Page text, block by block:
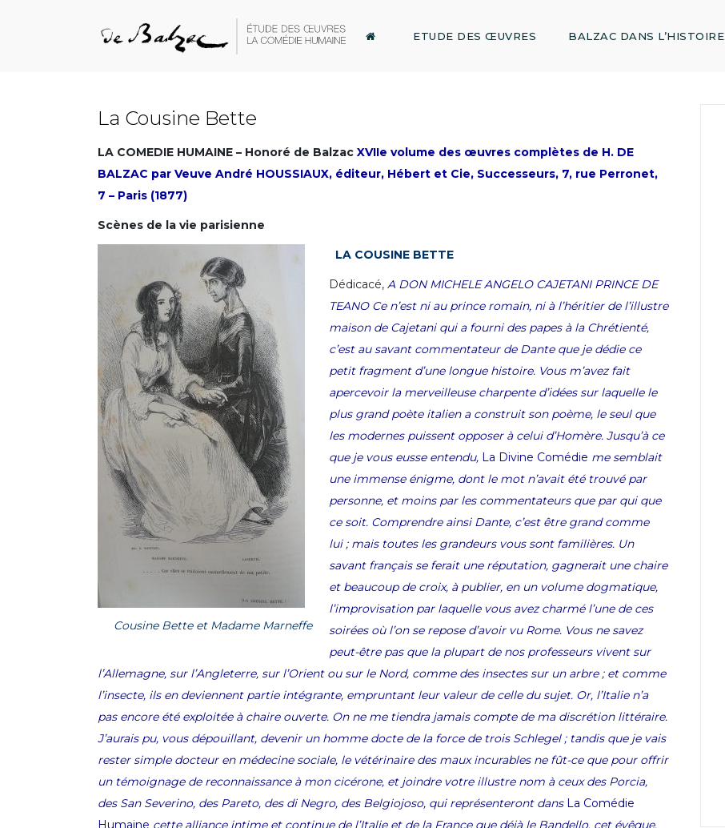
ETUDE DES ŒUVRES BALZAC DANS L’HISTOIRE
La Cousine Bette
LA COMEDIE HUMAINE – Honoré de Balzac XVIIe volume des œuvres complètes de H. DE
BALZAC par Veuve André HOUSSIAUX, éditeur, Hébert et Cie, Successeurs, 7, rue Perronet,
7 – Paris (1877)
Scènes de la vie parisienne
Cousine Bette et Madame Marneffe
LA COUSINE BETTE
Dédicacé, A DON MICHELE ANGELO CAJETANI PRINCE DE
TEANO Ce n’est ni au prince romain, ni à l’héritier de l’illustre
maison de Cajetani qui a fourni des papes à la Chrétienté,
c’est au savant commentateur de Dante que je dédie ce
petit fragment d’une longue histoire. Vous m’avez fait
apercevoir la merveilleuse charpente d’idées sur laquelle le
plus grand poète italien a construit son poème, le seul que
les modernes puissent opposer à celui d’Homère. Jusqu’à ce
que je vous eusse entendu, La Divine Comédie mesemblait
une immense énigme, dont le mot n’avait été trouvé par
personne, et moins par les commentateurs que par qui que
ce soit. Comprendre ainsi Dante, c’estêtre grand comme
lui ; mais toutes les grandeurs vous sont familières. Un
savant français se ferait une réputation, gagnerait une chaire
et beaucoup de croix, à publier, en unvolume dogmatique,
l’improvisation par laquelle vous avez charmé l’une de ces
soirées où l’on se repose d’avoir vu Rome. Vous ne savez
peut-être pas que la plupart de nos professeurs vivent sur
l’Allemagne, sur l’Angleterre, sur l’Orient ou sur le Nord, comme des insectes sur un arbre ; et comme
l’insecte, ils en deviennent partie intégrante, empruntant leur valeur de celle du sujet. Or, l’Italie n’a
pas encore été exploitée à chaire ouverte. On ne me tiendra jamais compte de ma discrétion littéraire.
J’aurais pu, vous dépouillant, devenir un homme docte de la force de trois Schlegel ; tandis que je vais
rester simple docteur en médecine sociale, le vétérinaire des maux incurables ne fût-ce que pour offrir
un témoignage de reconnaissance à mon cicérone, et joindre votre illustre nom à ceux des Porcia,
des San Severino, des Pareto, des di Negro, des Belgiojoso, qui représenteront dans La Comédie
Humaine cette alliance intime et continue de l’Italie et de la France que déjà le Bandello, cet évêque,